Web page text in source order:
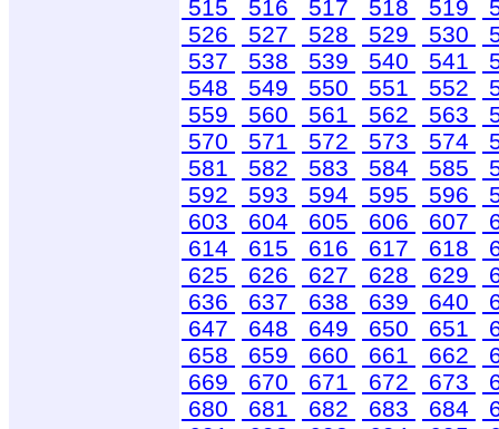
515
516 517 518 519
526
527 528 529 530
537
538 539 540 541
548
549 550 551 552
559
560 561 562 563
570
571 572 573 574
581
582 583 584 585
592
593 594 595 596
603
604 605 606 607
614
615 616 617 618
625
626 627 628 629
636
637 638 639 640
647
648 649 650 651
658
659 660 661 662
669
670 671 672 673
680
681 682 683 684